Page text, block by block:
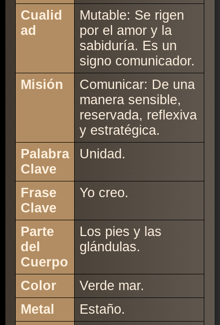
Cualid
ad
Mutable: Se rigen
por el amor y la
sabiduría. Es un
signo comunicador.
Misión
Comunicar: De una
manera sensible,
reservada, reflexiva
y estratégica.
Palabra
Clave
Unidad.
Frase
Clave
Yo creo.
Parte
del
Cuerpo
Los pies y las
glándulas.
Color
Verde mar.
Metal
Estaño.